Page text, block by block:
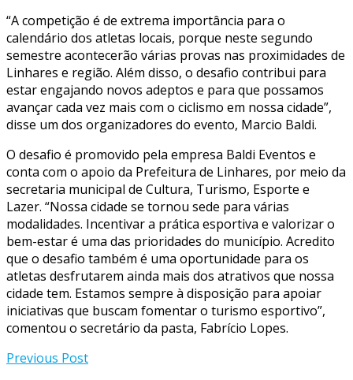
“A competição é de extrema importância para o
calendário dos atletas locais, porque neste segundo
semestre acontecerão várias provas nas proximidades de
Linhares e região. Além disso, o desafio contribui para
estar engajando novos adeptos e para que possamos
avançar cada vez mais com o ciclismo em nossa cidade”,
disse um dos organizadores do evento, Marcio Baldi.
O desafio é promovido pela empresa Baldi Eventos e
conta com o apoio da Prefeitura de Linhares, por meio da
secretaria municipal de Cultura, Turismo, Esporte e
Lazer. “Nossa cidade se tornou sede para várias
modalidades. Incentivar a prática esportiva e valorizar o
bem-estar é uma das prioridades do município. Acredito
que o desafio também é uma oportunidade para os
atletas desfrutarem ainda mais dos atrativos que nossa
cidade tem. Estamos sempre à disposição para apoiar
iniciativas que buscam fomentar o turismo esportivo”,
comentou o secretário da pasta, Fabrício Lopes.
Previous Post